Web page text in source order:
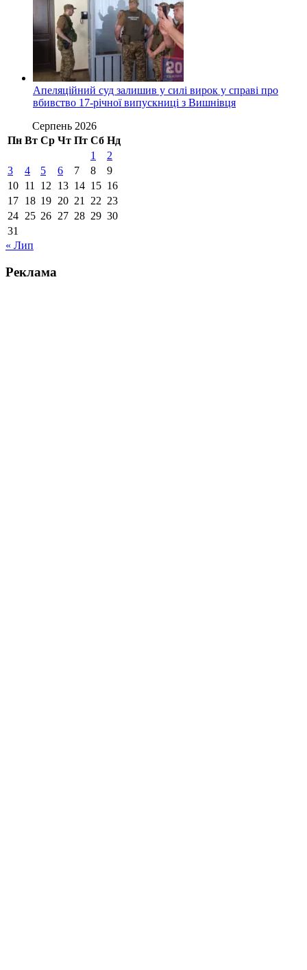
Апеляційний суд залишив у силі вирок у справі про
вбивство 17-річної випускниці з Вишнівця
Серпень 2026
Пн Вт Ср Чт Пт Сб Нд
1
2
3
4 5 6 7 8
9
10 11 12 13 14 15 16
17 18 19 20 21 22 23
24 25 26 27 28 29 30
31
« Лип
Реклама